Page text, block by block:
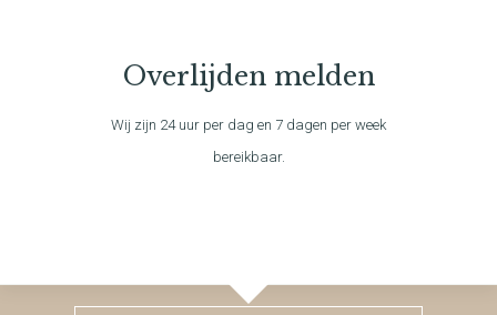
Overlijden melden
Wij zijn 24 uur per dag en 7 dagen per week
bereikbaar.